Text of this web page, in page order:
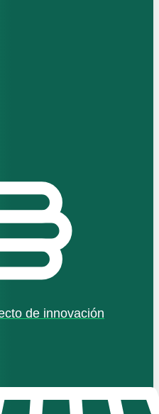
de innovación